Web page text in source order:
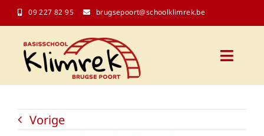
naar
inhoud
09 227 82 95 brugsepoort@schoolklimrek.be
Toggle
Vorige